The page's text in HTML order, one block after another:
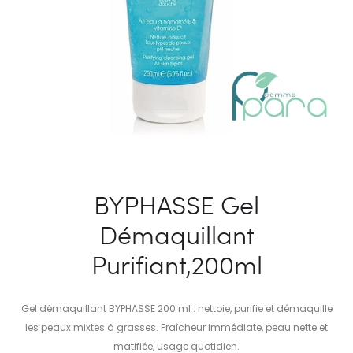
BYPHASSE Gel
Démaquillant
Purifiant,200ml
Gel démaquillant BYPHASSE 200 ml : nettoie, purifie et démaquille
les peaux mixtes à grasses. Fraîcheur immédiate, peau nette et
matifiée, usage quotidien.